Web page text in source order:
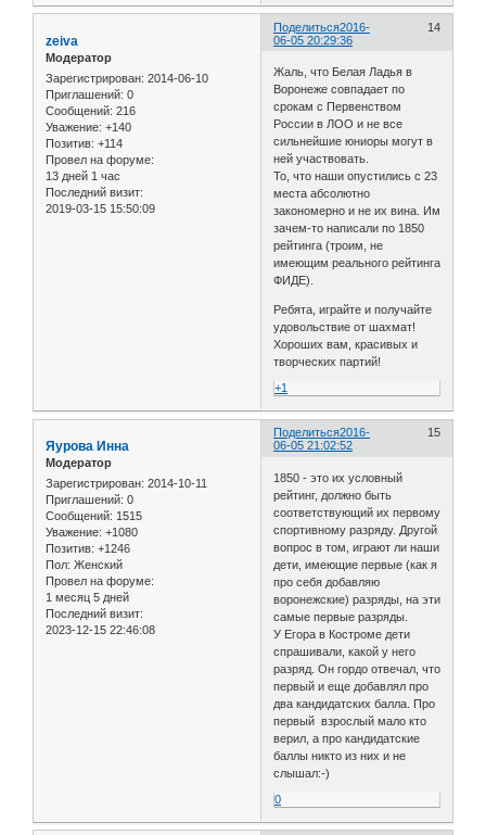
Поделиться 14
2016-
06-05 20:29:36
zeiva
Модератор
Зарегистрирован: 2014-06-10
Приглашений: 0
Сообщений: 216
Уважение: +140
Позитив: +114
Провел на форуме:
13 дней 1 час
Последний визит:
2019-03-15 15:50:09
Жаль, что Белая Ладья в
Воронеже совпадает по
срокам с Первенством
России в ЛОО и не все
сильнейшие юниоры могут в
ней участвовать.
То, что наши опустились с 23
места абсолютно
закономерно и не их вина. Им
зачем-то написали по 1850
рейтинга (троим, не
имеющим реального рейтинга
ФИДЕ).
Ребята, играйте и получайте
удовольствие от шахмат!
Хороших вам, красивых и
творческих партий!
+1
Поделиться 15
2016-
06-05 21:02:52
Яурова Инна
Модератор
Зарегистрирован: 2014-10-11
Приглашений: 0
Сообщений: 1515
Уважение: +1080
Позитив: +1246
Пол: Женский
Провел на форуме:
1 месяц 5 дней
Последний визит:
2023-12-15 22:46:08
1850 - это их условный
рейтинг, должно быть
соответствующий их первому
спортивному разряду. Другой
вопрос в том, играют ли наши
дети, имеющие первые (как я
про себя добавляю
воронежские) разряды, на эти
самые первые разряды.
У Егора в Костроме дети
спрашивали, какой у него
разряд. Он гордо отвечал, что
первый и еще добавлял про
два кандидатских балла. Про
первый взрослый мало кто
верил, а про кандидатские
баллы никто из них и не
слышал:-)
0